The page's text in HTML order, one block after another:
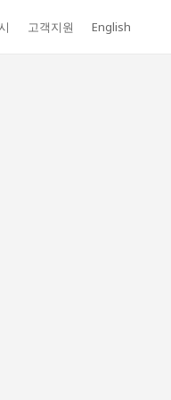
고객지원 English